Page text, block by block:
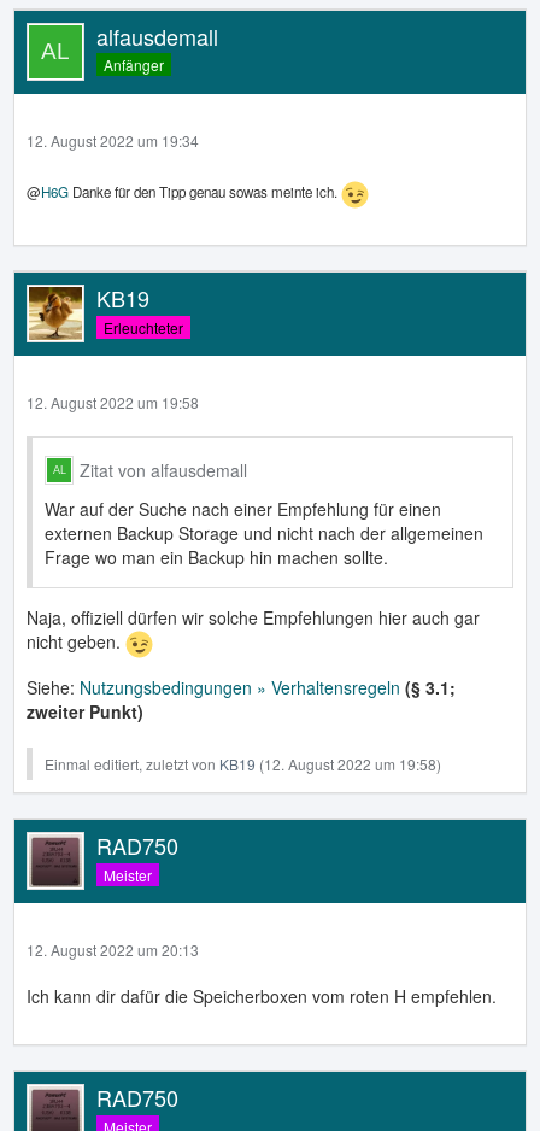
alfausdemall
Anfänger
12. August 2022 um 19:34
@H6G Danke für den Tipp genau sowas meinte ich.
KB19
Erleuchteter
12. August 2022 um 19:58
Zitat von alfausdemall
War auf der Suche nach einer Empfehlung für einen
externen Backup Storage und nicht nach der allgemeinen
Frage wo man ein Backup hin machen sollte.
Naja, offiziell dürfen wir solche Empfehlungen hier auch gar
nicht geben.
Siehe: Nutzungsbedingungen » Verhaltensregeln (§ 3.1;
zweiter Punkt)
Einmal editiert, zuletzt von KB19 (12. August 2022 um 19:58)
RAD750
Meister
12. August 2022 um 20:13
Ich kann dir dafür die Speicherboxen vom roten H empfehlen.
RAD750
Meister